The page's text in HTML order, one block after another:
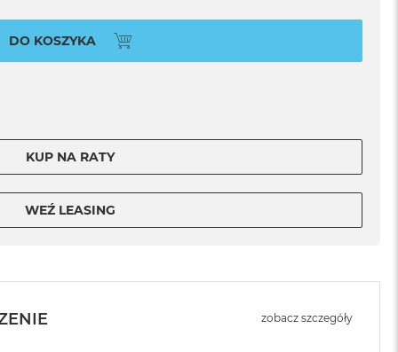
DO KOSZYKA
KUP NA RATY
WEŹ LEASING
zobacz szczegóły